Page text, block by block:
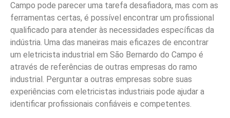
Campo pode parecer uma tarefa desafiadora, mas com as
ferramentas certas, é possível encontrar um profissional
qualificado para atender às necessidades específicas da
indústria. Uma das maneiras mais eficazes de encontrar
um eletricista industrial em São Bernardo do Campo é
através de referências de outras empresas do ramo
industrial. Perguntar a outras empresas sobre suas
experiências com eletricistas industriais pode ajudar a
identificar profissionais confiáveis e competentes.